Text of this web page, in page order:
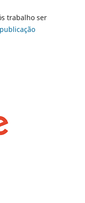
trabalho ser